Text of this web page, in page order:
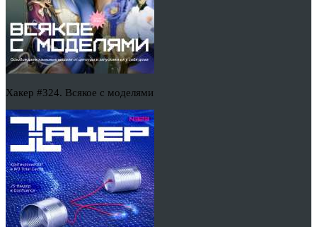
Хакер #324. Всякое с моделями